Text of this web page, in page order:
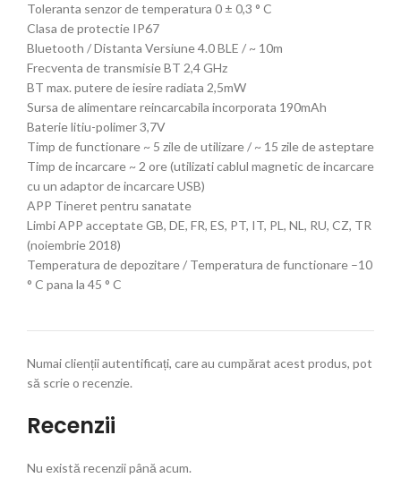
Toleranta senzor de temperatura 0 ± 0,3 ° C
Clasa de protectie IP67
Bluetooth / Distanta Versiune 4.0 BLE / ~ 10m
Frecventa de transmisie BT 2,4 GHz
BT max. putere de iesire radiata 2,5mW
Sursa de alimentare reincarcabila incorporata 190mAh
Baterie litiu-polimer 3,7V
Timp de functionare ~ 5 zile de utilizare / ~ 15 zile de asteptare
Timp de incarcare ~ 2 ore (utilizati cablul magnetic de incarcare
cu un adaptor de incarcare USB)
APP Tineret pentru sanatate
Limbi APP acceptate GB, DE, FR, ES, PT, IT, PL, NL, RU, CZ, TR
(noiembrie 2018)
Temperatura de depozitare / Temperatura de functionare –10
° C pana la 45 ° C
Recenzii
Nu există recenzii până acum.
Numai clienții autentificați, care au cumpărat acest produs, pot
să scrie o recenzie.